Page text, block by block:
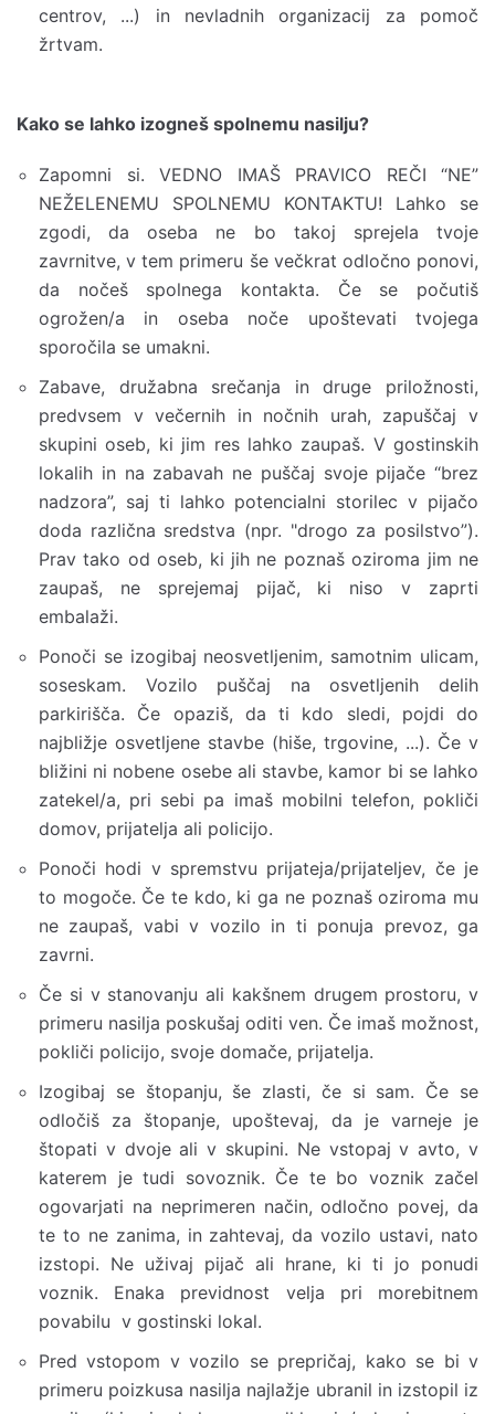
centrov, ...) in nevladnih organizacij za pomoč
žrtvam.
Kako se lahko izogneš spolnemu nasilju?
Zapomni si. VEDNO IMAŠ PRAVICO REČI “NE”
NEŽELENEMU SPOLNEMU KONTAKTU! Lahko se
zgodi, da oseba ne bo takoj sprejela tvoje
zavrnitve, v tem primeru še večkrat odločno ponovi,
da nočeš spolnega kontakta. Če se počutiš
ogrožen/a in oseba noče upoštevati tvojega
sporočila se umakni.
Zabave, družabna srečanja in druge priložnosti,
predvsem v večernih in nočnih urah, zapuščaj v
skupini oseb, ki jim res lahko zaupaš. V gostinskih
lokalih in na zabavah ne puščaj svoje pijače “brez
nadzora”, saj ti lahko potencialni storilec v pijačo
doda različna sredstva (npr. "drogo za posilstvo”).
Prav tako od oseb, ki jih ne poznaš oziroma jim ne
zaupaš, ne sprejemaj pijač, ki niso v zaprti
embalaži.
Ponoči se izogibaj neosvetljenim, samotnim ulicam,
soseskam. Vozilo puščaj na osvetljenih delih
parkirišča. Če opaziš, da ti kdo sledi, pojdi do
najbližje osvetljene stavbe (hiše, trgovine, ...). Če v
bližini ni nobene osebe ali stavbe, kamor bi se lahko
zatekel/a, pri sebi pa imaš mobilni telefon, pokliči
domov, prijatelja ali policijo.
Ponoči hodi v spremstvu prijateja/prijateljev, če je
to mogoče. Če te kdo, ki ga ne poznaš oziroma mu
ne zaupaš, vabi v vozilo in ti ponuja prevoz, ga
zavrni.
Če si v stanovanju ali kakšnem drugem prostoru, v
primeru nasilja poskušaj oditi ven. Če imaš možnost,
pokliči policijo, svoje domače, prijatelja.
Izogibaj se štopanju, še zlasti, če si sam. Če se
odločiš za štopanje, upoštevaj, da je varneje je
štopati v dvoje ali v skupini. Ne vstopaj v avto, v
katerem je tudi sovoznik. Če te bo voznik začel
ogovarjati na neprimeren način, odločno povej, da
te to ne zanima, in zahtevaj, da vozilo ustavi, nato
izstopi. Ne uživaj pijač ali hrane, ki ti jo ponudi
voznik. Enaka previdnost velja pri morebitnem
povabilu v gostinski lokal.
Pred vstopom v vozilo se prepričaj, kako se bi v
primeru poizkusa nasilja najlažje ubranil in izstopil iz